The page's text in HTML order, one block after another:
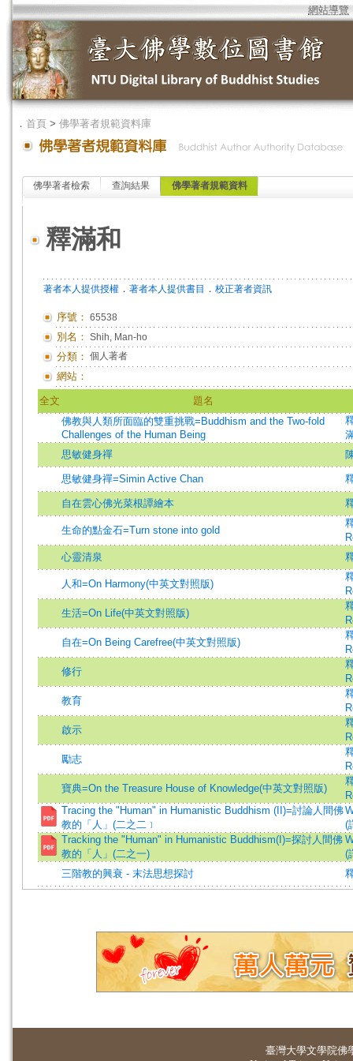
網站導覽
． 首頁 > 佛學著者規範資料庫
佛學著者檢索 查詢結果 佛學著者規範資料
釋滿和
著者本人提供授權 ． 著者本人提供書目 ． 校正著者資訊
序號： 65538
別名： Shih, Man-ho
分類： 個人著者
網站：
全文
題名
佛教與人類所面臨的雙重挑戰=Buddhism and the Two-fold
Challenges of the Human Being
思敏健身禪
思敏健身禪=Simin Active Chan
自在雲心佛光菜根譚繪本
生命的點金石=Turn stone into gold
心靈清泉
人和=On Harmony(中英文對照版)
生活=On Life(中英文對照版)
自在=On Being Carefree(中英文對照版)
修行
教育
啟示
勵志
寶典=On the Treasure House of Knowledge(中英文對照版)
Tracing the "Human" in Humanistic Buddhism (II)=討論人間佛
教的「人」(二之二﹞
(
Tracking the "Human" in Humanistic Buddhism(I)=探討人間佛
教的「人」(二之一)
(
三階教的興衰 - 末法思想探討
臺灣大學文學院佛